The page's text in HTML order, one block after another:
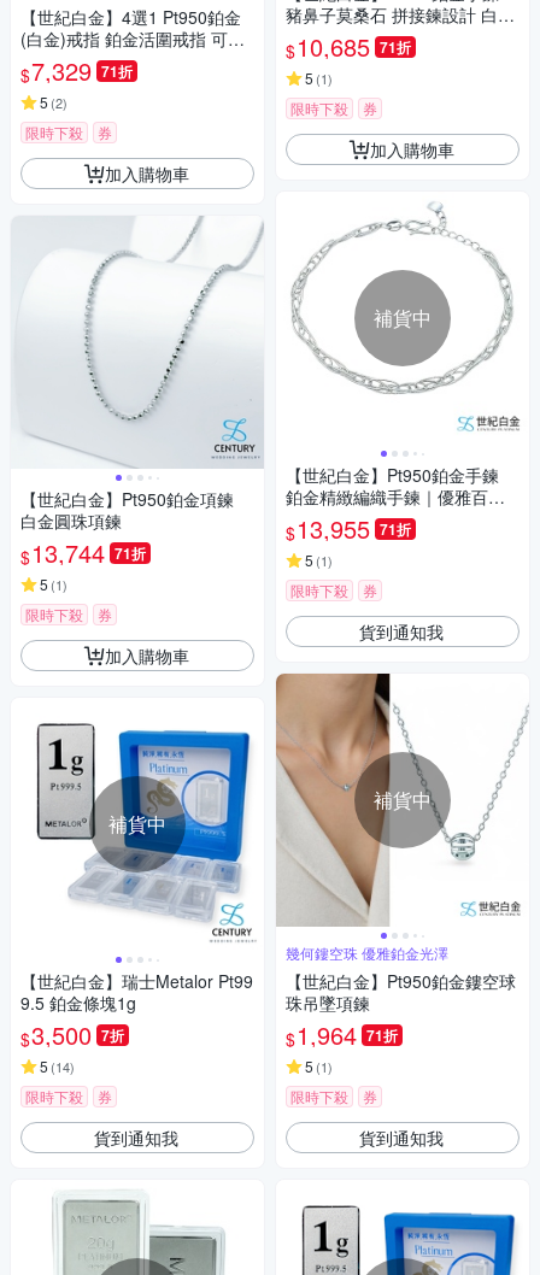
【世紀白金】4選1 Pt950鉑金
(白金)戒指 鉑金活圍戒指 可調
整手圍方便配戴 自用送禮最佳
禮物
$7,329 71折
5 (2)
限時下殺 券
加入購物車
【世紀白金】Pt950鉑金項鍊
白金圓珠項鍊
$13,744 71折
5 (1)
限時下殺 券
加入購物車
補貨中
【世紀白金】瑞士Metalor Pt99
9.5 鉑金條塊1g
$3,500 7折
5 (14)
限時下殺 券
貨到通知我
豬鼻子莫桑石 拼接鍊設計 白金
手環 輕奢氣質 生日禮物
$10,685 71折
5 (1)
限時下殺 券
加入購物車
補貨中
【世紀白金】Pt950鉑金手鍊
鉑金精緻編織手鍊｜優雅百搭
設計
$13,955 71折
5 (1)
限時下殺 券
貨到通知我
補貨中
幾何鏤空珠 優雅鉑金光澤
【世紀白金】Pt950鉑金鏤空球
珠吊墜項鍊
$1,964 71折
5 (1)
限時下殺 券
貨到通知我